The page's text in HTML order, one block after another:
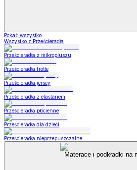
Pokaż wszystko
Wszystko z Prześcieradła
Prześcieradła z mikropluszu
Prześcieradła frotte
Prześcieradła jersey
Prześcieradła z elastanem
Prześcieradła płócienne
Prześcieradła dla dzieci
Prześcieradła nieprzepuszczalne
Materace i podkładki na